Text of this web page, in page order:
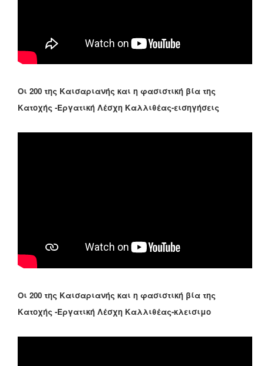
Οι 200 της Καισαριανής και η φασιστική βία της
Κατοχής -Εργατική Λέσχη Καλλιθέας-εισηγήσεις
Οι 200 της Καισαριανής και η φασιστική βία της
Κατοχής -Εργατική Λέσχη Καλλιθέας-κλεισιμο